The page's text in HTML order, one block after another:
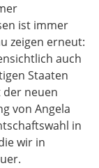
ist immer
zeigen erneut:
auch
Staaten
der neuen
von Angela
in
wir in